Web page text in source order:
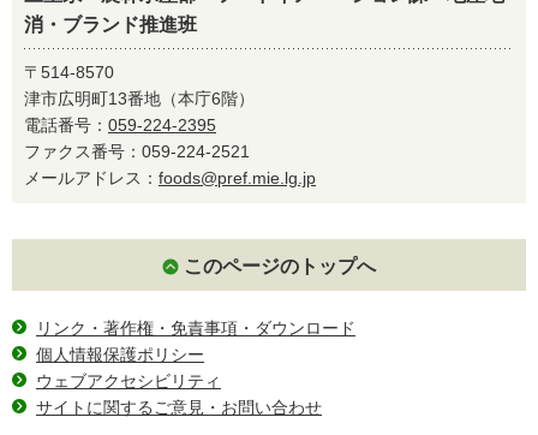
消・ブランド推進班
〒514-8570
津市広明町13番地（本庁6階）
電話番号： 059-224-2395
ファクス番号：059-224-2521
メールアドレス： foods@pref.mie.lg.jp
このページのトップへ
リンク・著作権・免責事項・ダウンロード
個人情報保護ポリシー
ウェブアクセシビリティ
サイトに関するご意見・お問い合わせ